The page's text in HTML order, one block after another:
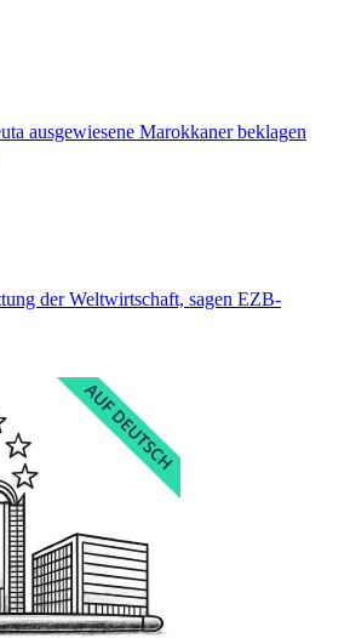
ausgewiesene Marokkaner beklagen
der Weltwirtschaft, sagen EZB-